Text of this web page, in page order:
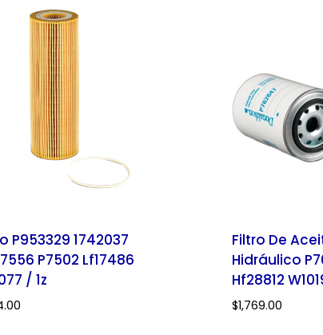
P953329 1742037
P7502 Lf17486
/ 1z
Filtro De
Hidráulico
Hf28812
$1,769.00